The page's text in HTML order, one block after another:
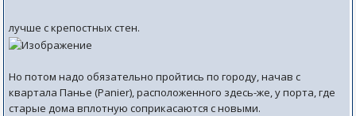
лучше с крепостных стен.
Но потом надо обязательно пройтись по городу, начав с
квартала Панье (Panier), расположенного здесь-же, у порта, где
старые дома вплотную соприкасаются с новыми.